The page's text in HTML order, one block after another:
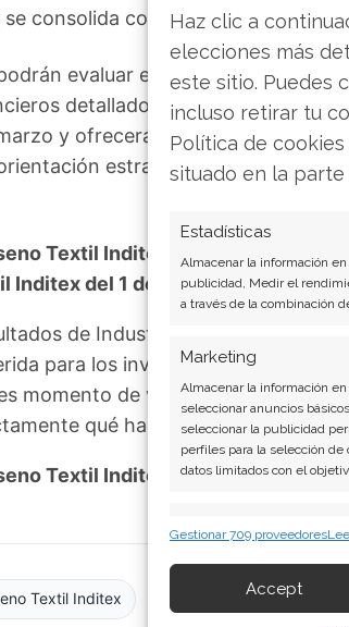
Haz clic a
elecciones más
este sitio. Puedes
incluso retirar tu
Política de
situado en la
Estadísticas
Almacenar la información
publicidad, Medir el
a través de la combinación
Marketing
Almacenar la información
seleccionar anuncios
seleccionar la publicidad
perfiles para la selección de
datos limitados con el
información transmitida de
Gestionar 709 proveedores
Accept
se consolida como un territorio
evaluar el progreso global de
detallados del ejercicio 2025.
y ofrecerá una visión clara del
estratégica de la
Textil Inditex: ¿Comprar o
Inditex del 1 de agosto tiene la
de Industria De Diseno Textil
para los inversores de Industria
momento de vender? En el
qué hacer.
Textil Inditex: ¿Comprar o
Textil Inditex